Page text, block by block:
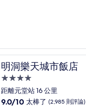
夠
讚，
(1,948
則
評
論)
明洞樂天城市飯店
明洞樂天城市飯店
4.0
星
級
距離元堂站 16 公里
9.0
9.0/10 太棒了 (2,985 則評論)